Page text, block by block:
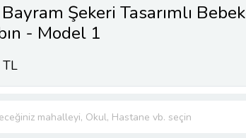
Şekeri Tasarımlı Bebek
- Model 1